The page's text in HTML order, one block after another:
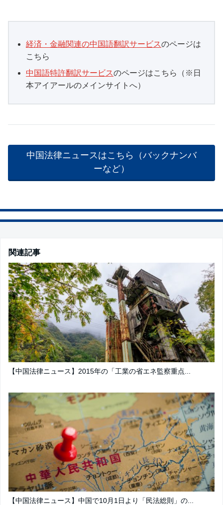
経済・金融関連の中国語翻訳サービスのページは
こちら
中国語特許翻訳サービスのページはこちら（※日
本アイアールのメインサイトへ）
中国法律ニュースはこちら（バックナンバ
ーなど）
関連記事
【中国法律ニュース】2015年の「工業の省エネ監察重点...
【中国法律ニュース】中国で10月1日より「民法総則」の...